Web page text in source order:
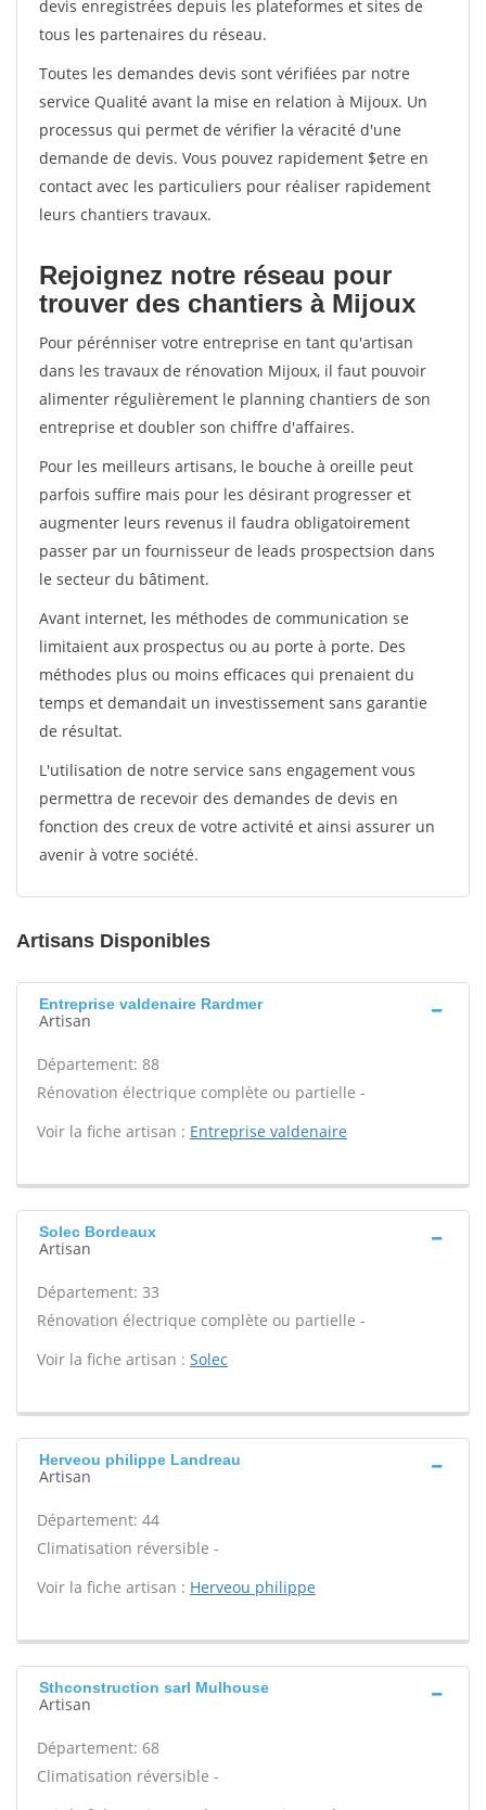
devis enregistrées depuis les plateformes et sites de
tous les partenaires du réseau.
Toutes les demandes devis sont vérifiées par notre
service Qualité avant la mise en relation à Mijoux. Un
processus qui permet de vérifier la véracité d'une
demande de devis. Vous pouvez rapidement $etre en
contact avec les particuliers pour réaliser rapidement
leurs chantiers travaux.
Rejoignez notre réseau pour
trouver des chantiers à Mijoux
Pour pérénniser votre entreprise en tant qu'artisan
dans les travaux de rénovation Mijoux, il faut pouvoir
alimenter régulièrement le planning chantiers de son
entreprise et doubler son chiffre d'affaires.
Pour les meilleurs artisans, le bouche à oreille peut
parfois suffire mais pour les désirant progresser et
augmenter leurs revenus il faudra obligatoirement
passer par un fournisseur de leads prospectsion dans
le secteur du bâtiment.
Avant internet, les méthodes de communication se
limitaient aux prospectus ou au porte à porte. Des
méthodes plus ou moins efficaces qui prenaient du
temps et demandait un investissement sans garantie
de résultat.
L'utilisation de notre service sans engagement vous
permettra de recevoir des demandes de devis en
fonction des creux de votre activité et ainsi assurer un
avenir à votre société.
Artisans Disponibles
Entreprise valdenaire Rardmer
Artisan
Département: 88
Rénovation électrique complète ou partielle -
Voir la fiche artisan : Entreprise valdenaire
Solec Bordeaux
Artisan
Département: 33
Rénovation électrique complète ou partielle -
Voir la fiche artisan : Solec
Herveou philippe Landreau
Artisan
Département: 44
Climatisation réversible -
Voir la fiche artisan : Herveou philippe
Sthconstruction sarl Mulhouse
Artisan
Département: 68
Climatisation réversible -